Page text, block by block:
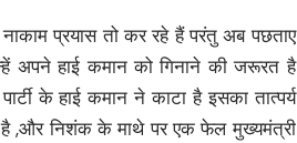
प्रयास तो कर रहे हैं परंतु अब पछताए
अपने हाई कमान को गिनाने की जरूरत है
के हाई कमान ने काटा है इसका तात्पर्य
है ,और निशंक के माथे पर एक फेल मुख्यमंत्री